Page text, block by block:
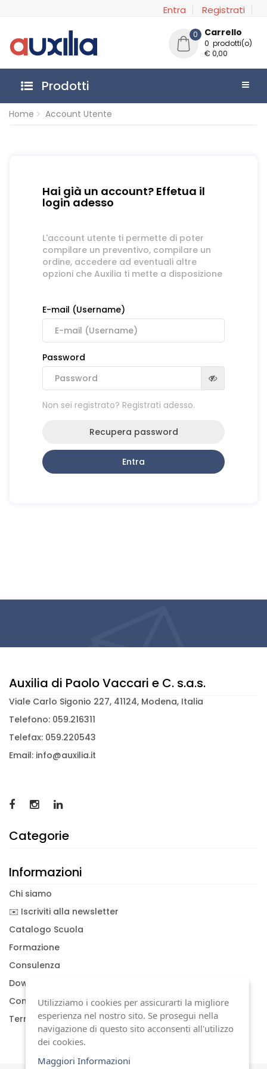
Entra Registrati
0 Carrello
0 prodotti(o)
€ 0,00
Prodotti
Home Account Utente
Hai già un account? Effetua il
login adesso
L'account utente ti permette di poter
compilare un preventivo, compilare un
ordine, accedere ad eventuali altre
opzioni che Auxilia ti mette a disposizione
E-mail (Username)
Password
Non sei registrato? Registrati adesso.
Recupera password
Entra
Auxilia di Paolo Vaccari e C. s.a.s.
Viale Carlo Sigonio 227, 41124, Modena, Italia
Telefono: 059.216311
Telefax: 059.220543
Email: info@auxilia.it
Categorie
Informazioni
Chi siamo
✉️ Iscriviti alla newsletter
Catalogo Scuola
Formazione
Consulenza
Download documenti
Condizioni generali
Termini di garanzia
Utilizziamo i cookies per assicurarti la migliore
esperienza nel nostro sito. Se prosegui nella
navigazione di questo sito acconsenti all'utilizzo
dei cookies.
Maggiori Informazioni